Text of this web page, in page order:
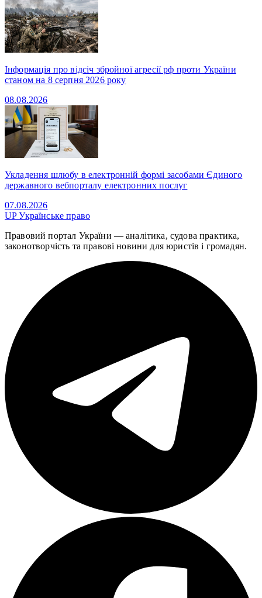
Інформація про відсіч збройної агресії рф проти України
станом на 8 серпня 2026 року
08.08.2026
Укладення шлюбу в електронній формі засобами Єдиного
державного вебпорталу електронних послуг
07.08.2026
UPУкраїнське право
Правовий портал України — аналітика, судова практика,
законотворчість та правові новини для юристів і громадян.